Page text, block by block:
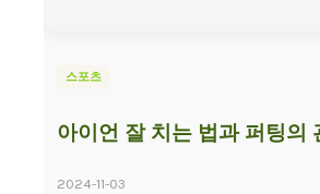
스포츠
아이언 잘 치는 법과 퍼팅의
2024-11-03